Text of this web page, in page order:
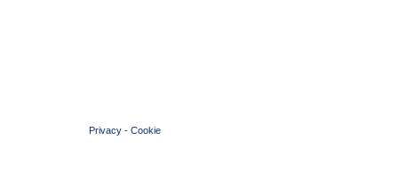
Privacy - Cookie